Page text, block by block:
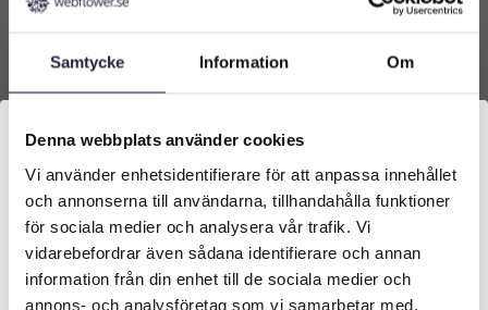
Samtycke Information Om
Denna webbplats använder cookies
Vi använder enhetsidentifierare för att anpassa innehållet
och annonserna till användarna, tillhandahålla funktioner
för sociala medier och analysera vår trafik. Vi
vidarebefordrar även sådana identifierare och annan
information från din enhet till de sociala medier och
annons- och analysföretag som vi samarbetar med.
Belysning | LED-Boll
Utomhusbruk Ø40cm
1379kr
Belysning | Ledboll Med
Grenar Utomhusbruk Ø25
cm 360 ljus
Från:469 kr
Välkommen till Webflower
Vilken typ av kund är du? Du kan alltid justera ditt val
längst upp på sidan.
Företagskund (exkl. moms)